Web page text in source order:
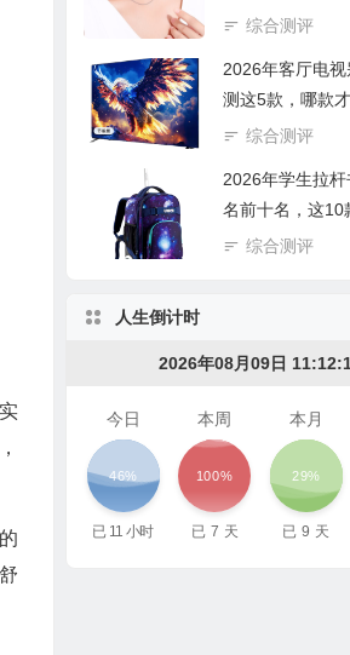
省一半钱！
综合测评
2026年客厅电
测这5款，哪款
王？综合测评
2026年学生拉
名前十名，这10
负，护脊设计超
综合测评
人生倒计时
2026年08月09日
今日
46%
已 11 小时
本周
100%
已 7 天
本月
29%
已 9 天